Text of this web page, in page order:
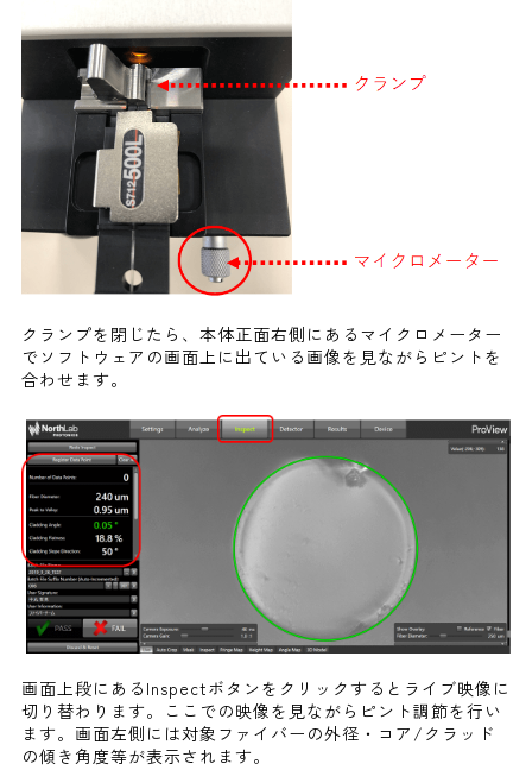
クランプを閉じたら、本体正面右側にあるマイクロメーター
でソフトウェアの画面上に出ている画像を見ながらピントを
合わせます。
画面上段にあるInspectボタンをクリックするとライブ映像に
切り替わります。ここでの映像を見ながらピント調節を行い
ます。画面左側には対象ファイバーの外径・コア/クラッド
の傾き角度等が表示されます。